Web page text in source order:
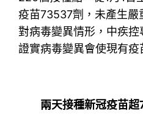
疫苗73537劑，未產生嚴
對病毒變異情形，中疾
證實病毒變異會使現有疫
兩天接種新冠疫苗超